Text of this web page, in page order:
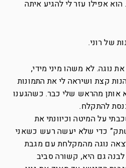
אפילו עזר לי להגיע איתה
של רוני.
נוגה. לא משהו מיני מידי,
קצת ושיראה לי את התמונות
אותן מהראש שלי כבר. כשהגענו
להתקלח.
על המיטה וכיוונתי את
כדי שלא יעשה רעש כשאני
נוגה מהמקלחת עם מגבת
גם היא, קשורה סביב